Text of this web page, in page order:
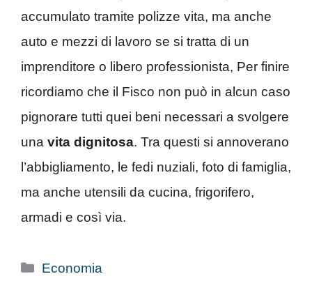
accumulato tramite polizze vita, ma anche
auto e mezzi di lavoro se si tratta di un
imprenditore o libero professionista, Per finire
ricordiamo che il Fisco non può in alcun caso
pignorare tutti quei beni necessari a svolgere
una vita dignitosa. Tra questi si annoverano
l’abbigliamento, le fedi nuziali, foto di famiglia,
ma anche utensili da cucina, frigorifero,
armadi e così via.
Categorie
Economia